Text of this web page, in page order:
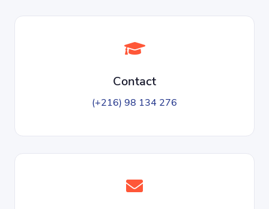
Contact
(+216) 98 134 276